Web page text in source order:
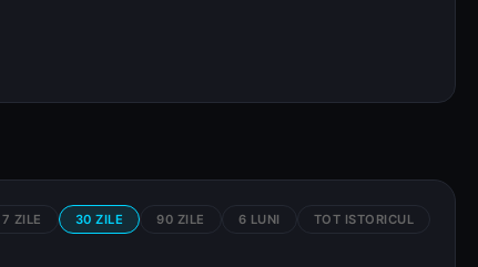
7 ZILE 30 ZILE 90 ZILE 6 LUNI TOT ISTORICUL